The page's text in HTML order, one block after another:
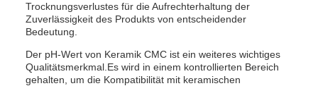
Trocknungsverlustes für die Aufrechterhaltung der
Zuverlässigkeit des Produkts von entscheidender
Bedeutung.
Der pH-Wert von Keramik CMC ist ein weiteres wichtiges
Qualitätsmerkmal.Es wird in einem kontrollierten Bereich
gehalten, um die Kompatibilität mit keramischen